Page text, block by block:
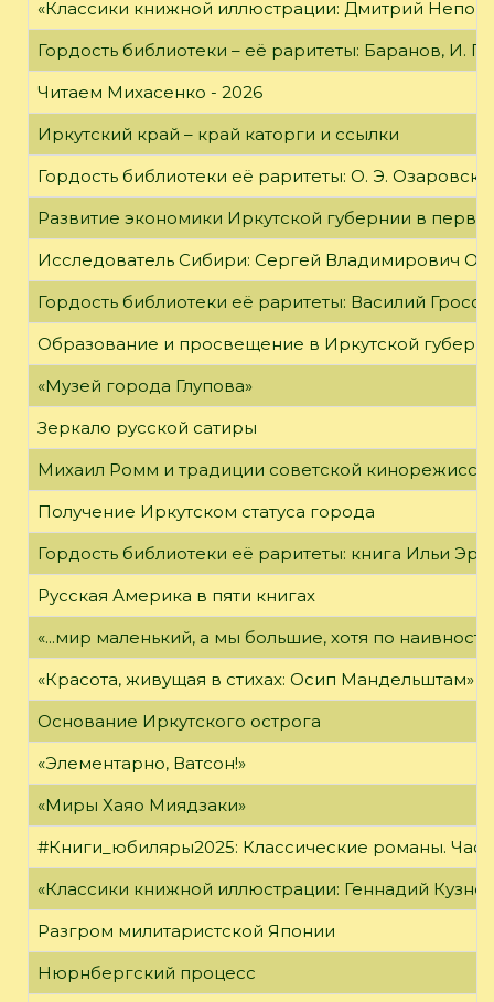
«Классики книжной иллюстрации: Дмитрий
Гордость библиотеки – её раритеты: Баранов, И.
Читаем Михасенко - 2026
Иркутский край – край каторги и ссылки
Гордость библиотеки её раритеты: О. Э.
Развитие экономики Иркутской губернии в
Исследователь Сибири: Сергей Владимирович
Гордость библиотеки её раритеты: Василий
Образование и просвещение в Иркутской
«Музей города Глупова»
Зеркало русской сатиры
Михаил Ромм и традиции советской
Получение Иркутском статуса города
Гордость библиотеки её раритеты: книга Ильи
Русская Америка в пяти книгах
«...мир маленький, а мы большие, хотя по
«Красота, живущая в стихах: Осип Мандельштам»
Основание Иркутского острога
«Элементарно, Ватсон!»
«Миры Хаяо Миядзаки»
#Книги_юбиляры2025: Классические романы.
«Классики книжной иллюстрации: Геннадий
Разгром милитаристской Японии
Нюрнбергский процесс